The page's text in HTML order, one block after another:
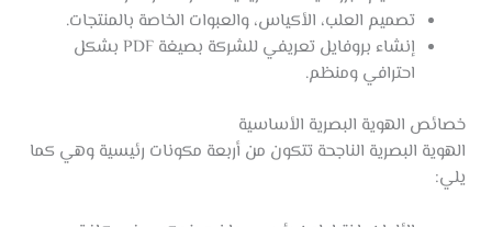
تصميم العلب، الأكياس، والعبوات الخاصة بالمنتجات.
إنشاء بروفايل تعريفي للشركة بصيغة PDF بشكل
احترافي ومنظم.
خصائص الهوية البصرية الأساسية
الهوية البصرية الناجحة تتكون من أربعة مكونات رئيسية وهي كما
يلي: